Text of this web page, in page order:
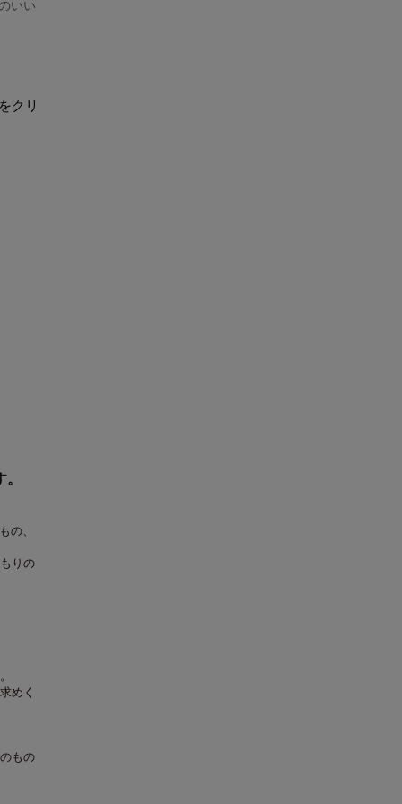
いい
クリ
の、
りの
めく
もの